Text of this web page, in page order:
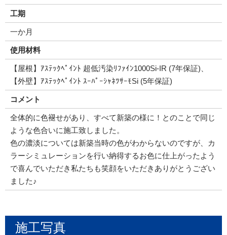
工期
一か月
使用材料
【屋根】ｱｽﾃｯｸﾍﾟｲﾝﾄ 超低汚染ﾘﾌｧｲﾝ1000Si-IR (7年保証)、
【外壁】ｱｽﾃｯｸﾍﾟｲﾝﾄ ｽｰﾊﾟｰｼｬﾈﾂｻｰﾓSi (5年保証)
コメント
全体的に色褪せがあり、すべて新築の様に！とのことで同じ
ような色合いに施工致しました。
色の濃淡については新築当時の色がわからないのですが、カ
ラーシミュレーションを行い納得するお色に仕上がったよう
で喜んでいただき私たちも笑顔をいただきありがとうござい
ました♪
施工写真